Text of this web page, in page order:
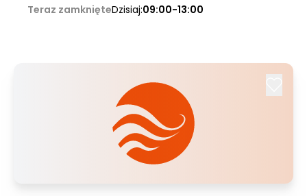
Teraz zamknięteDzisiaj:09:00-13:00